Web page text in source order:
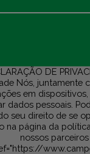
DE
Nós, juntamente
em
dados pessoais.
seu direito de se
na página da
nossos